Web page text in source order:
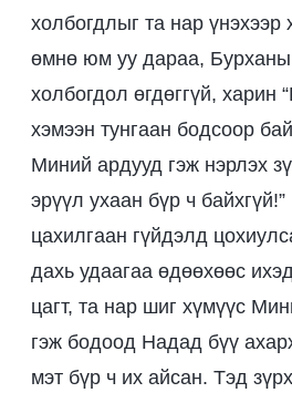
холбогдлыг та нар үнэхээр
өмнө юм уу дараа, Бурханы
холбогдол өгдөггүй,
хэмээн тунгаан бодсоор
Миний ардууд гэж нэрлэх
эрүүл ухаан бүр ч
цахилгаан гүйдэлд
дахь удаагаа өдөөхөөс
цагт, та нар шиг хүмүүс
гэж бодоод Надад бүү
мэт бүр ч их айсан. Тэд